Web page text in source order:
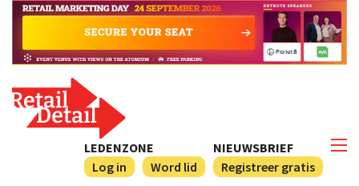
NIEUWSBRIEF
Registreer gratis
LEDENZONE
Log in
Word lid